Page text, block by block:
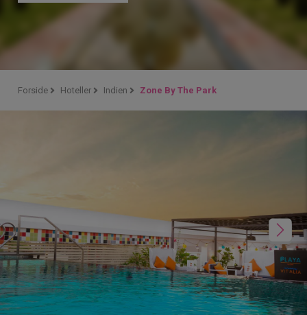
Forside Hoteller Indien Zone By The Park